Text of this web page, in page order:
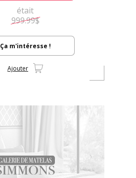
était
999.99$
Ça m'intéresse !
Ajouter